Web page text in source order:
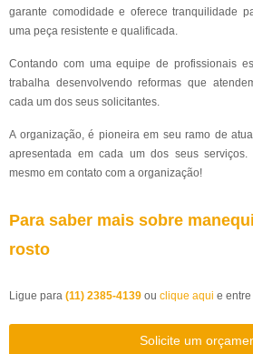
garante comodidade e oferece tranquilidade
uma peça resistente e qualificada.
Contando com uma equipe de profissionais
trabalha desenvolvendo reformas que
cada um dos seus solicitantes.
A organização, é pioneira em seu ramo de
apresentada em cada um dos seus
mesmo em contato com a organização!
Para saber mais sobre
rosto
Ligue para (11) 2385-4139 ou clique aqui e
Solicite um